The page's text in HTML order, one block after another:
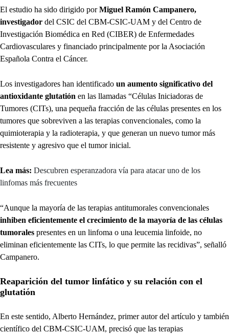
El estudio ha sido dirigido porMiguel Ramón Campanero,
investigador del CSIC del CBM-CSIC-UAM y del Centro de
Investigación Biomédica en Red (CIBER) de Enfermedades
Cardiovasculares y financiado principalmente por la Asociación
Española Contra el Cáncer.
Los investigadores han identificado un aumento significativo del
antioxidante glutatión en las llamadas “Células Iniciadoras de
Tumores (CITs), una pequeña fracción de las células presentes en los
tumores que sobreviven a las terapias convencionales, como la
quimioterapia y la radioterapia, y que generan un nuevo tumor más
resistente y agresivo que el tumor inicial.
Lea más: Descubren esperanzadora vía para atacar uno de los
linfomas más frecuentes
“Aunque la mayoría de las terapias antitumorales convencionales
inhiben eficientemente el crecimiento de la mayoría de las células
tumorales presentes en un linfoma o una leucemia linfoide, no
eliminan eficientemente las CITs, lo que permite las recidivas”, señalló
Campanero.
Reaparición del tumor linfático y su relación con el
glutatión
En este sentido, Alberto Hernández, primer autor del artículo y también
científico del CBM-CSIC-UAM, precisó que las terapias